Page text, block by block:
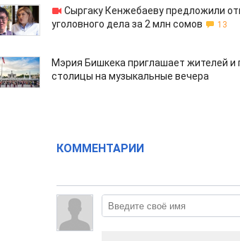
Сыргаку Кенжебаеву предложили
уголовного дела за 2 млн сомов
13
Мэрия Бишкека приглашает жителей и
столицы на музыкальные вечера
КОММЕНТАРИИ